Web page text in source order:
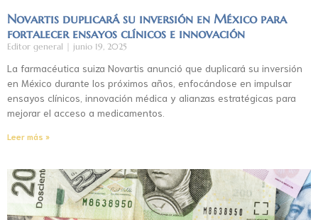
Novartis duplicará su inversión en México para
fortalecer ensayos clínicos e innovación
Editor general junio 19, 2025
La farmacéutica suiza Novartis anunció que duplicará su inversión
en México durante los próximos años, enfocándose en impulsar
ensayos clínicos, innovación médica y alianzas estratégicas para
mejorar el acceso a medicamentos.
Leer más »